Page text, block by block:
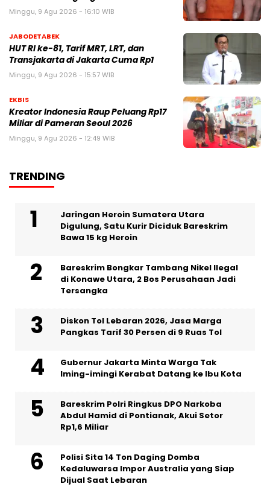
Minggu, 9 Agu 2026 - 16:10 WIB
JABODETABEK
HUT RI ke-81, Tarif MRT, LRT, dan
Transjakarta di Jakarta Cuma Rp1
Minggu, 9 Agu 2026 - 15:57 WIB
EKBIS
Kreator Indonesia Raup Peluang Rp17
Miliar di Pameran Seoul 2026
Minggu, 9 Agu 2026 - 12:49 WIB
TRENDING
Jaringan Heroin Sumatera Utara
Digulung, Satu Kurir Diciduk Bareskrim
Bawa 15 kg Heroin
Bareskrim Bongkar Tambang Nikel Ilegal
di Konawe Utara, 2 Bos Perusahaan Jadi
Tersangka
Diskon Tol Lebaran 2026, Jasa Marga
Pangkas Tarif 30 Persen di 9 Ruas Tol
Gubernur Jakarta Minta Warga Tak
Iming-imingi Kerabat Datang ke Ibu Kota
Bareskrim Polri Ringkus DPO Narkoba
Abdul Hamid di Pontianak, Akui Setor
Rp1,6 Miliar
Polisi Sita 14 Ton Daging Domba
Kedaluwarsa Impor Australia yang Siap
Dijual Saat Lebaran